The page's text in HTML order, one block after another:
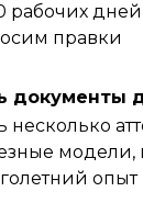
рабочих
правки
документы
несколько
опыт